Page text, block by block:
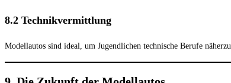
8.2 Technikvermittlung
Modellautos sind ideal, um Jugendlichen technische Berufe